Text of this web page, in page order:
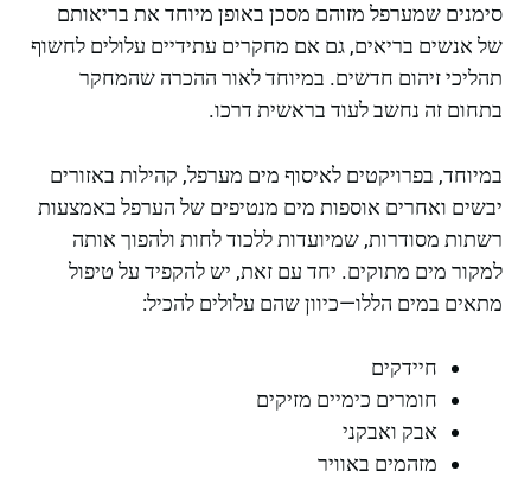
סימנים שמערפל מזוהם מסכן באופן מיוחד את בריאותם
של אנשים בריאים, גם אם מחקרים עתידיים עלולים לחשוף
תהליכי זיהום חדשים. במיוחד לאור ההכרה שהמחקר
בתחום זה נחשב לעוד בראשית דרכו.
במיוחד, בפרויקטים לאיסוף מים מערפל, קהילות באזורים
יבשים ואחרים אוספות מים מנטיפים של הערפל באמצעות
רשתות מסודרות, שמיועדות ללכוד לחות ולהפוך אותה
למקור מים מתוקים. יחד עם זאת, יש להקפיד על טיפול
מתאים במים הללו—כיוון שהם עלולים להכיל:
חיידקים
חומרים כימיים מזיקים
אבק ואבקני
מזהמים באוויר